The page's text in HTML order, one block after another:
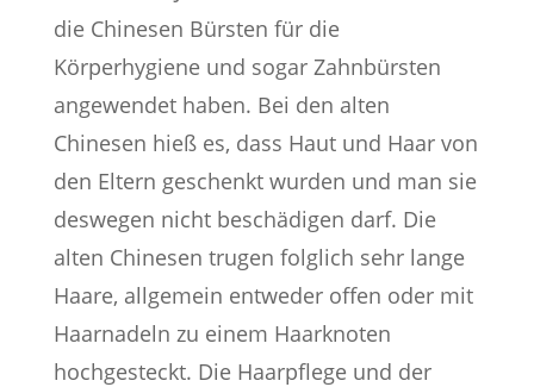
die Chinesen Bürsten für die
Körperhygiene und sogar Zahnbürsten
angewendet haben. Bei den alten
Chinesen hieß es, dass Haut und Haar von
den Eltern geschenkt wurden und man sie
deswegen nicht beschädigen darf. Die
alten Chinesen trugen folglich sehr lange
Haare, allgemein entweder offen oder mit
Haarnadeln zu einem Haarknoten
hochgesteckt. Die Haarpflege und der